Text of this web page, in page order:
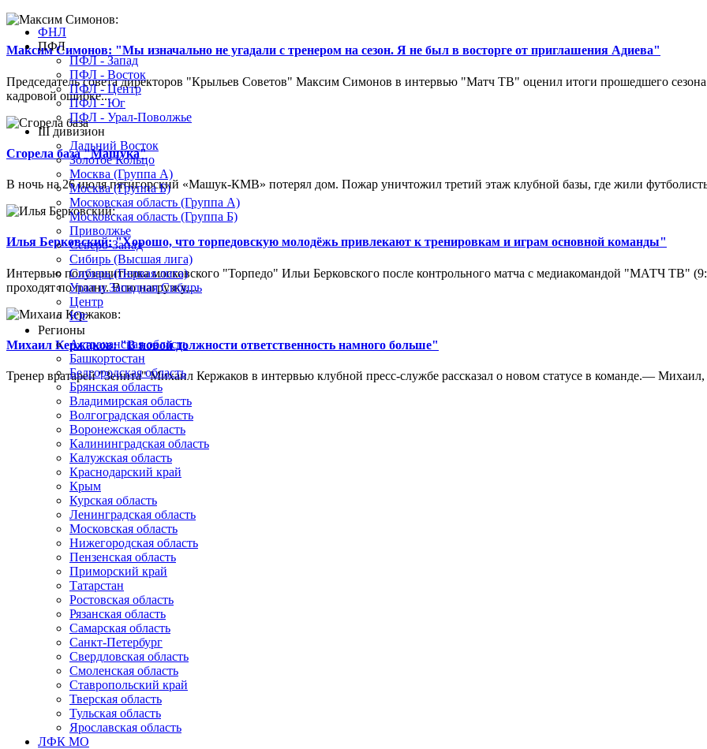
Максим Симонов: "Мы изначально не угадали с тренером на сезон. Я не был в восторге от приглашения Адиева"
Председатель совета директоров "Крыльев Советов" Максим Симонов в интервью "Матч ТВ" оценил итоги прошедшего сезона
кадровой ошибке...
Сгорела база "Машука"
В ночь на 26 июля пятигорский «Машук-КМВ» потерял дом. Пожар уничтожил третий этаж клубной базы, где жили
Илья Берковский: "Хорошо, что торпедовскую молодёжь привлекают к тренировкам и играм основной команды"
Интервью полузащитника московского "Торпедо" Ильи Берковского после контрольного матча с медиакомандой "МАТЧ ТВ"
проходят по плану. Всю нагрузку,...
Михаил Кержаков: "В новой должности ответственность намного больше"
Тренер вратарей "Зенита" Михаил Кержаков в интервью клубной пресс-службе рассказал о новом статусе в команде.—
ФНЛ
ПФЛ
ПФЛ - Запад
ПФЛ - Восток
ПФЛ - Центр
ПФЛ - Юг
ПФЛ - Урал-Поволжье
III дивизион
Дальний Восток
Золотое Кольцо
Москва (Группа А)
Москва (Группа Б)
Московская область (Группа А)
Московская область (Группа Б)
Приволжье
Северо-Запад
Сибирь (Высшая лига)
Сибирь (Первая лига)
Урал и Западная Сибирь
Центр
Юг
Регионы
Астраханская область
Башкортостан
Белгородская область
Брянская область
Владимирская область
Волгоградская область
Воронежская область
Калининградская область
Калужская область
Краснодарский край
Крым
Курская область
Ленинградская область
Московская область
Нижегородская область
Пензенская область
Приморский край
Татарстан
Ростовская область
Рязанская область
Самарская область
Санкт-Петербург
Свердловская область
Смоленская область
Ставропольский край
Тверская область
Тульская область
Ярославская область
ЛФК МО